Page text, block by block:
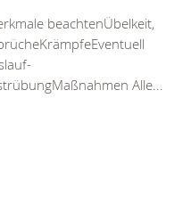
beachtenÜbelkeit,
Alle...